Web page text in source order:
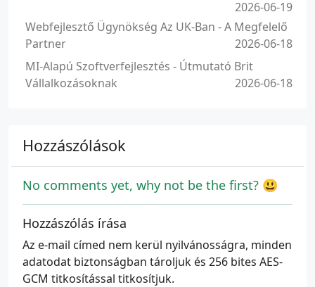
2026-06-19
Webfejlesztő Ügynökség Az UK-Ban - A Megfelelő
Partner
2026-06-18
MI-Alapú Szoftverfejlesztés - Útmutató Brit
Vállalkozásoknak
2026-06-18
Hozzászólások
No comments yet, why not be the first? 😃
Hozzászólás írása
Az e-mail címed nem kerül nyilvánosságra, minden
adatodat biztonságban tároljuk és 256 bites AES-
GCM titkosítással titkosítjuk.